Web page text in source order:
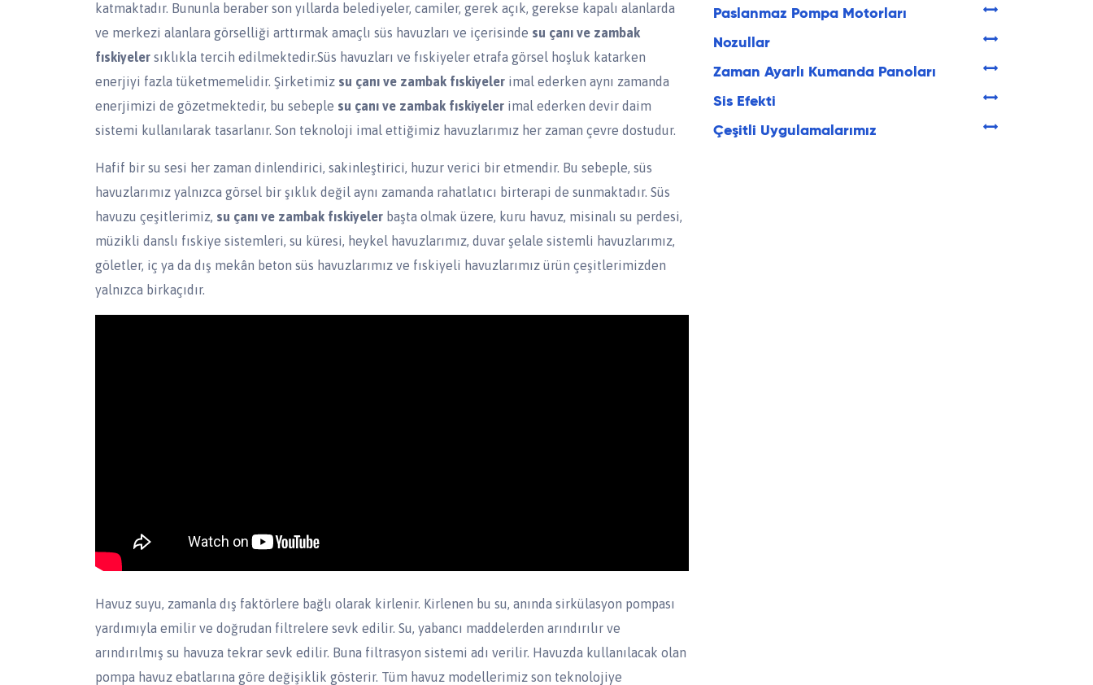
katmaktadır. Bununla beraber son yıllarda belediyeler, camiler, gerek açık, gerekse kapalı alanlarda
ve merkezi alanlara görselliği arttırmak amaçlı süs havuzları ve içerisinde su çanı ve zambak
fıskiyeler sıklıkla tercih edilmektedir.Süs havuzları ve fıskiyeler etrafa görsel hoşluk katarken
enerjiyi fazla tüketmemelidir. Şirketimiz su çanı ve zambak fıskiyeler imal ederken aynı zamanda
enerjimizi de gözetmektedir, bu sebeple su çanı ve zambak fıskiyeler imal ederken devir daim
sistemi kullanılarak tasarlanır. Son teknoloji imal ettiğimiz havuzlarımız her zaman çevre dostudur.
Hafif bir su sesi her zaman dinlendirici, sakinleştirici, huzur verici bir etmendir. Bu sebeple, süs
havuzlarımız yalnızca görsel bir şıklık değil aynı zamanda rahatlatıcı birterapi de sunmaktadır. Süs
havuzu çeşitlerimiz, su çanı ve zambak fıskiyeler başta olmak üzere, kuru havuz, misinalı su perdesi,
müzikli danslı fıskiye sistemleri, su küresi, heykel havuzlarımız, duvar şelale sistemli havuzlarımız,
göletler, iç ya da dış mekân beton süs havuzlarımız ve fıskiyeli havuzlarımız ürün çeşitlerimizden
yalnızca birkaçıdır.
Havuz suyu, zamanla dış faktörlere bağlı olarak kirlenir. Kirlenen bu su, anında sirkülasyon pompası
yardımıyla emilir ve doğrudan filtrelere sevk edilir. Su, yabancı maddelerden arındırılır ve
arındırılmış su havuza tekrar sevk edilir. Buna filtrasyon sistemi adı verilir. Havuzda kullanılacak olan
pompa havuz ebatlarına göre değişiklik gösterir. Tüm havuz modellerimiz son teknolojiye
Paslanmaz Pompa Motorları
Nozullar
Zaman Ayarlı Kumanda Panoları
Sis Efekti
Çeşitli Uygulamalarımız